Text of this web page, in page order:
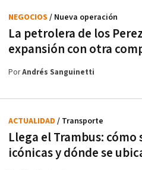
La petrolera de los
expansión con otra
NEGOCIOS / Nueva operación
PorAndrés Sanguinetti
Llega el Trambus: cómo
icónicas y dónde se
ACTUALIDAD / Transporte